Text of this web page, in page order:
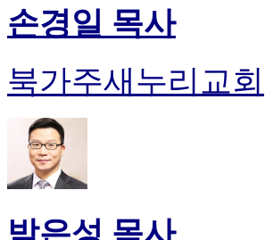
손경일 목사
북가주새누리교회
박은성 목사